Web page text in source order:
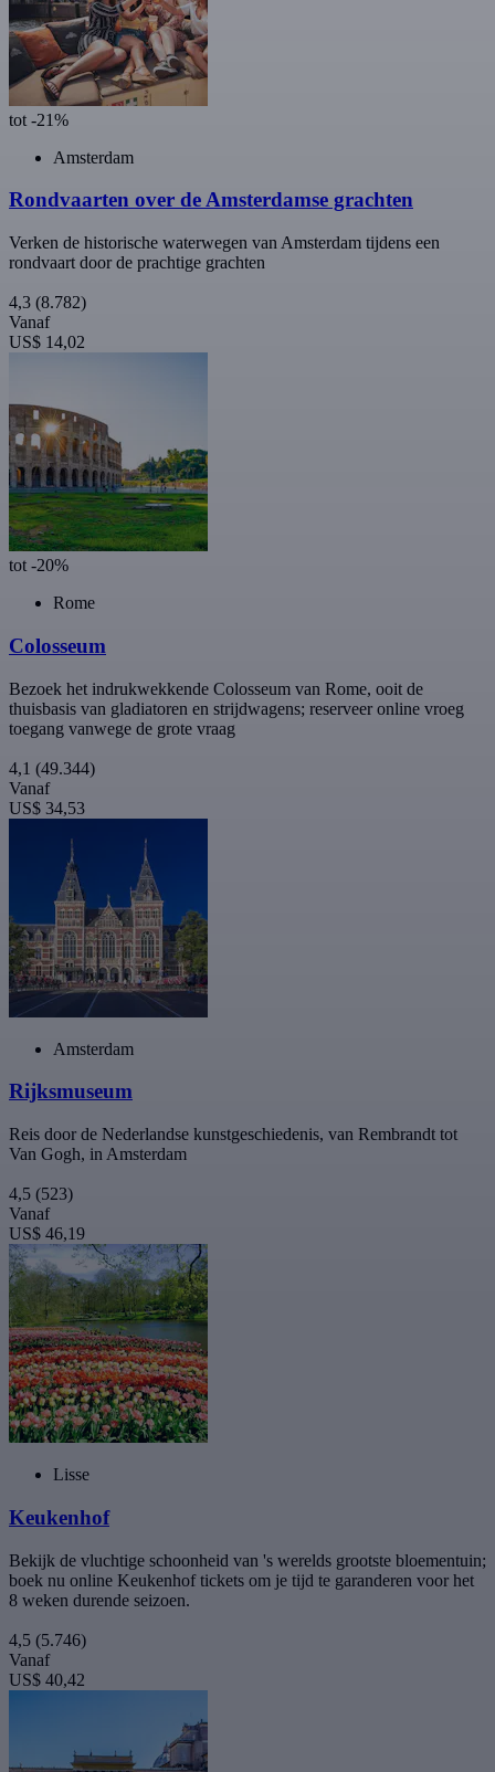
tot -21%
Amsterdam
Rondvaarten over de Amsterdamse grachten
Verken de historische waterwegen van Amsterdam tijdens een
rondvaart door de prachtige grachten
4,3 (8.782)
Vanaf
US$ 14,02
tot -20%
Rome
Colosseum
Bezoek het indrukwekkende Colosseum van Rome, ooit de
thuisbasis van gladiatoren en strijdwagens; reserveer online vroeg
toegang vanwege de grote vraag
4,1 (49.344)
Vanaf
US$ 34,53
Amsterdam
Rijksmuseum
Reis door de Nederlandse kunstgeschiedenis, van Rembrandt tot
Van Gogh, in Amsterdam
4,5 (523)
Vanaf
US$ 46,19
Lisse
Keukenhof
Bekijk de vluchtige schoonheid van 's werelds grootste bloementuin;
boek nu online Keukenhof tickets om je tijd te garanderen voor het
8 weken durende seizoen.
4,5 (5.746)
Vanaf
US$ 40,42